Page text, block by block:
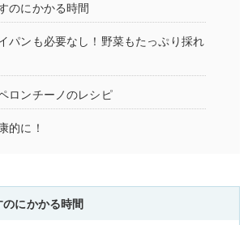
のにかかる時間
パンも必要なし！野菜もたっぷり採れ
ロンチーノのレシピ
的に！
にかかる時間